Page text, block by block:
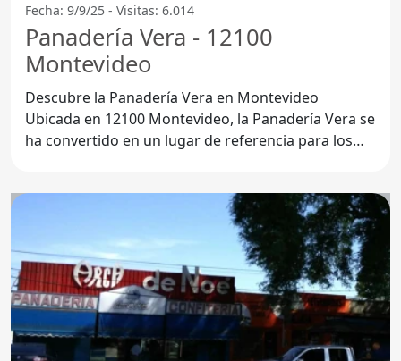
Fecha: 9/9/25 - Visitas: 6.014
Panadería Vera - 12100
Montevideo
Descubre la Panadería Vera en Montevideo
Ubicada en 12100 Montevideo, la Panadería Vera se
ha convertido en un lugar de referencia para los